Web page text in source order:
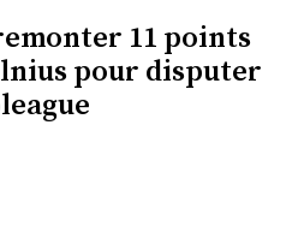
11 points
pour disputer